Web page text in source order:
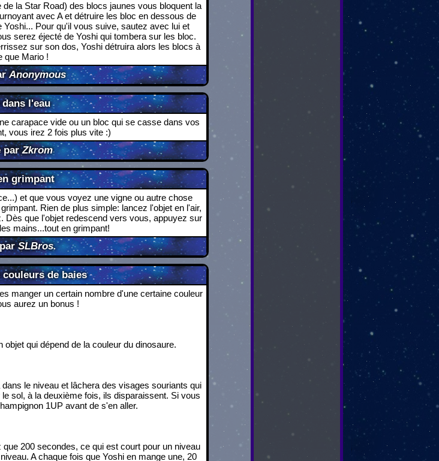
Anonymous
la Star Road) des blocs jaunes vous bloquent la
avec A et détruire les bloc en dessous de
Pour qu'il vous suive, sautez avec lui et
serez éjecté de Yoshi qui tombera sur les bloc.
sur son dos, Yoshi détruira alors les blocs à
que Mario !
l'eau
parZkrom
carapace vide ou un bloc qui se casse dans vos
vous irez 2 fois plus vite :)
grimpant
SLBros.
et que vous voyez une vigne ou autre chose
Rien de plus simple: lancez l'objet en l'air,
Dès que l'objet redescend vers vous, appuyez sur
mains...tout en grimpant!
de baies
manger un certain nombre d'une certaine couleur
aurez un bonus !
qui dépend de la couleur du dinosaure.
le niveau et lâchera des visages souriants qui
sol, à la deuxième fois, ils disparaissent. Si vous
1UP avant de s'en aller.
200 secondes, ce qui est court pour un niveau
A chaque fois que Yoshi en mange une, 20